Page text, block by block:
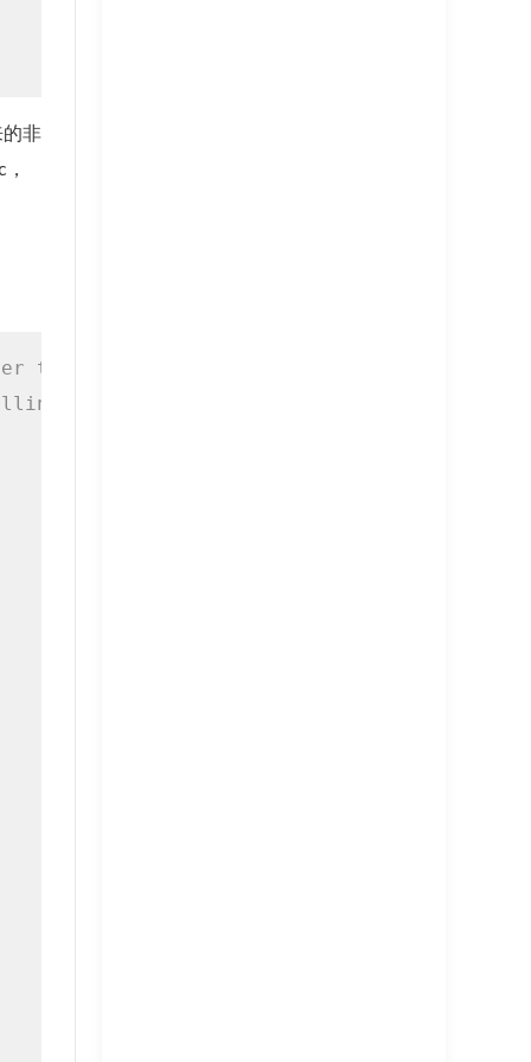
非
the top of /proc.
this function.